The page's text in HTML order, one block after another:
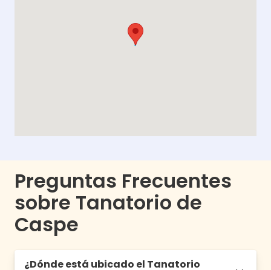
Preguntas Frecuentes
sobre Tanatorio de
Caspe
¿Dónde está ubicado el Tanatorio